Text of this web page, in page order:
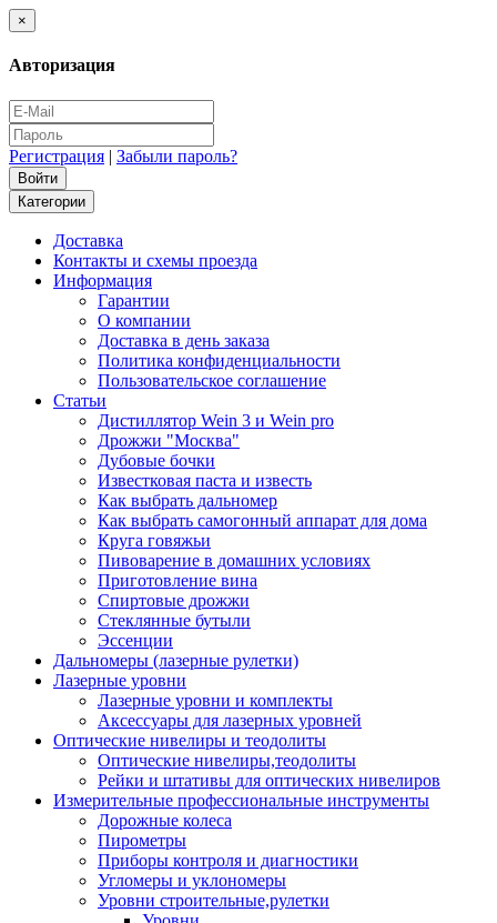
×
Авторизация
Регистрация | Забыли пароль?
Категории
Доставка
Контакты и схемы проезда
Информация
Гарантии
О компании
Доставка в день заказа
Политика конфиденциальности
Пользовательское соглашение
Статьи
Дистиллятор Wein 3 и Wein pro
Дрожжи "Москва"
Дубовые бочки
Известковая паста и известь
Как выбрать дальномер
Как выбрать самогонный аппарат для дома
Круга говяжьи
Пивоварение в домашних условиях
Приготовление вина
Спиртовые дрожжи
Стеклянные бутыли
Эссенции
Дальномеры (лазерные рулетки)
Лазерные уровни
Лазерные уровни и комплекты
Аксессуары для лазерных уровней
Оптические нивелиры и теодолиты
Оптические нивелиры,теодолиты
Рейки и штативы для оптических нивелиров
Измерительные профессиональные инструменты
Дорожные колеса
Пирометры
Приборы контроля и диагностики
Угломеры и уклономеры
Уровни строительные,рулетки